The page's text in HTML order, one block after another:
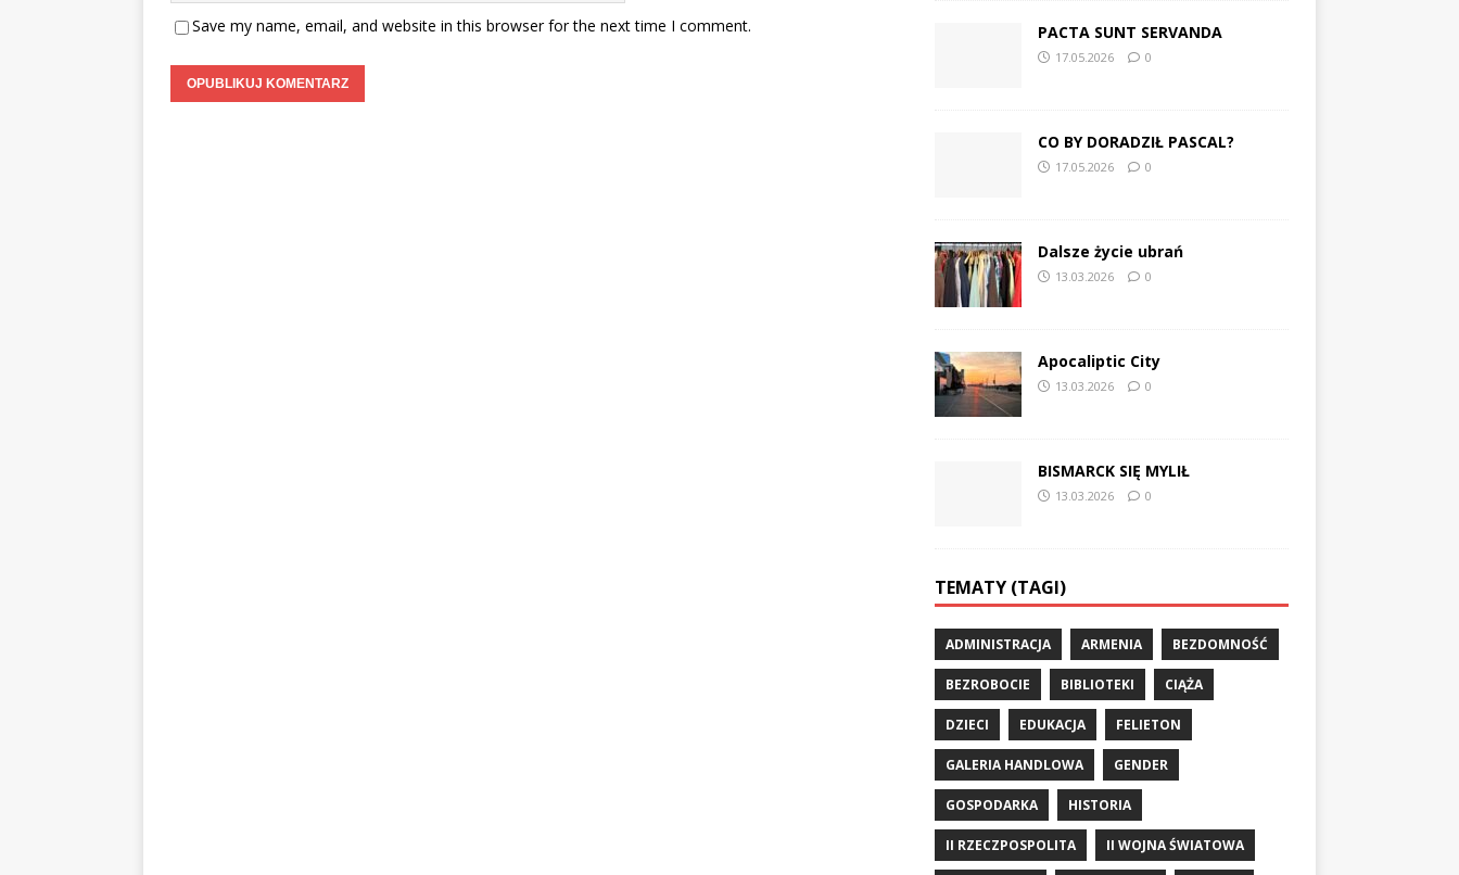
Save my name, email, and website in this browser for the next time I comment. PACTA SUNT SERVANDA
17.05.2026 0
CO BY DORADZIŁ PASCAL?
17.05.2026 0
Dalsze życie ubrań
13.03.2026 0
Apocaliptic City
13.03.2026 0
BISMARCK SIĘ MYLIŁ
13.03.2026 0
TEMATY (TAGI)
ADMINISTRACJA ARMENIA BEZDOMNOŚĆ
BEZROBOCIE BIBLIOTEKI CIĄŻA
DZIECI EDUKACJA FELIETON
GALERIA HANDLOWA GENDER
GOSPODARKA HISTORIA
II RZECZPOSPOLITA II WOJNA ŚWIATOWA